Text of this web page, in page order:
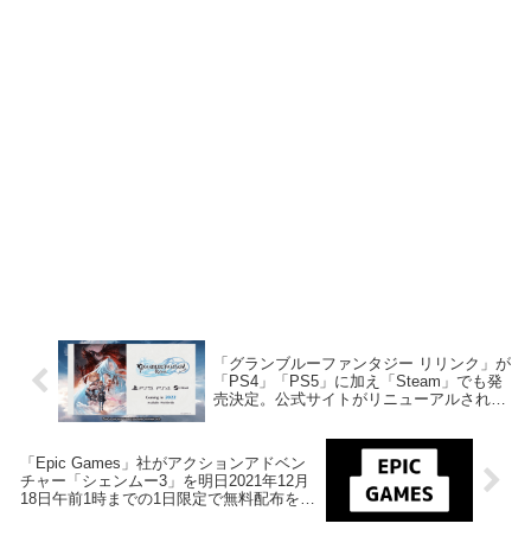
「グランブルーファンタジー リリンク」が
「PS4」「PS5」に加え「Steam」でも発
売決定。公式サイトがリニューアルされ公
「Epic Games」社がアクションアドベン
チャー「シェンムー3」を明日2021年12月
18日午前1時までの1日限定で無料配布を開